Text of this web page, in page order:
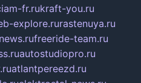
fr.rukraft-you.ru
explore.rurastenuya.ru
freeride-team.ru
autostudiopro.ru
atlantpereezd.ru